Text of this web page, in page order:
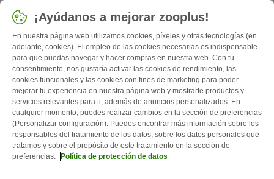
Seleccionar país
España / ES
Follow zooplus
¡Ayúdanos a mejorar zooplus!
En nuestra página web utilizamos cookies, píxeles y otras tecnologías (en
adelante, cookies). El empleo de las cookies necesarias es indispensable
para que puedas navegar y hacer compras en nuestra web. Con tu
consentimiento, nos gustaría activar las cookies de rendimiento, las
cookies funcionales y las cookies con fines de marketing para poder
mejorar tu experiencia en nuestra página web y mostrarte productos y
servicios relevantes para ti, además de anuncios personalizados. En
cualquier momento, puedes realizar cambios en la sección de preferencias
(Personalizar configuración). Puedes encontrar más información sobre los
responsables del tratamiento de los datos, sobre los datos personales que
tratamos y sobre el propósito de este tratamiento en la sección de
preferencias.
Política de protección de datos